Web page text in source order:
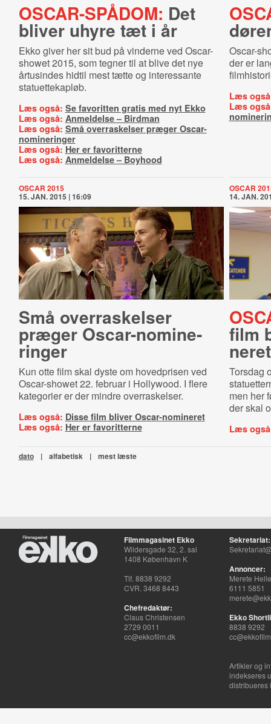
OSCAR-SPÅDOM: Det
bliver uhyre tæt i år
Ekko giver her sit bud på vinderne ved Oscar-
showet 2015, som tegner til at blive det nye
årtusindes hidtil mest tætte og interessante
statuettekapløb.
Læs også: Se favoritten gratis med nyt Ekko
Læs også: Anmeldelse – Birdman
Læs også: Små overraskelser præger Oscar-
nomineringer
Læs også: Her er favoritterne
Læs også: Anmeldelse – Boyhood
Oscar-
der er
Læs
Læs
OSCAR 2015
15. JAN. 2015 | 16:09
Små overraskelser
præger Oscar-​no­mi­ne­
rin­ger
Kun otte film skal dyste om hovedprisen ved
Oscar-showet 22. februar i Hollywood. I flere
kategorier er der mindre overraskelser.
Læs også: Disse film bliver Oscar-nomineret
Læs også: Her er favoritterne
OSCAR
14. JAN.
film
ne­ret
Torsdag
men her
der skal
Læs
dato | alfabetisk | mest læste
Filmmagasinet Ekko
Wildersgade 32, 2. sal
1408 København K
Tlf. 8838 9292
CVR. 3468 8443
Chefredaktør:
Claus Christensen
2729 0011
cc@ekkofilm.dk
Sekretariat:
Annoncer:
Merete
6111 5851
Ekko
8838 9292
Artikler og
indekseres
distribueres